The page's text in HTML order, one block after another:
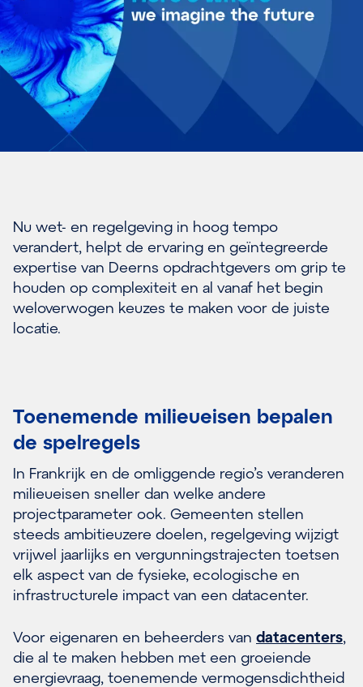
Nu wet- en regelgeving in hoog tempo
verandert, helpt de ervaring en geïntegreerde
expertise van Deerns opdrachtgevers om grip te
houden op complexiteit en al vanaf het begin
weloverwogen keuzes te maken voor de juiste
locatie.
Toenemende milieueisen bepalen
de spelregels
In Frankrijk en de omliggende regio’s veranderen
milieueisen sneller dan welke andere
projectparameter ook. Gemeenten stellen
steeds ambitieuzere doelen, regelgeving wijzigt
vrijwel jaarlijks en vergunningstrajecten toetsen
elk aspect van de fysieke, ecologische en
infrastructurele impact van een datacenter.
Voor eigenaren en beheerders van datacenters,
die al te maken hebben met een groeiende
energievraag, toenemende vermogensdichtheid